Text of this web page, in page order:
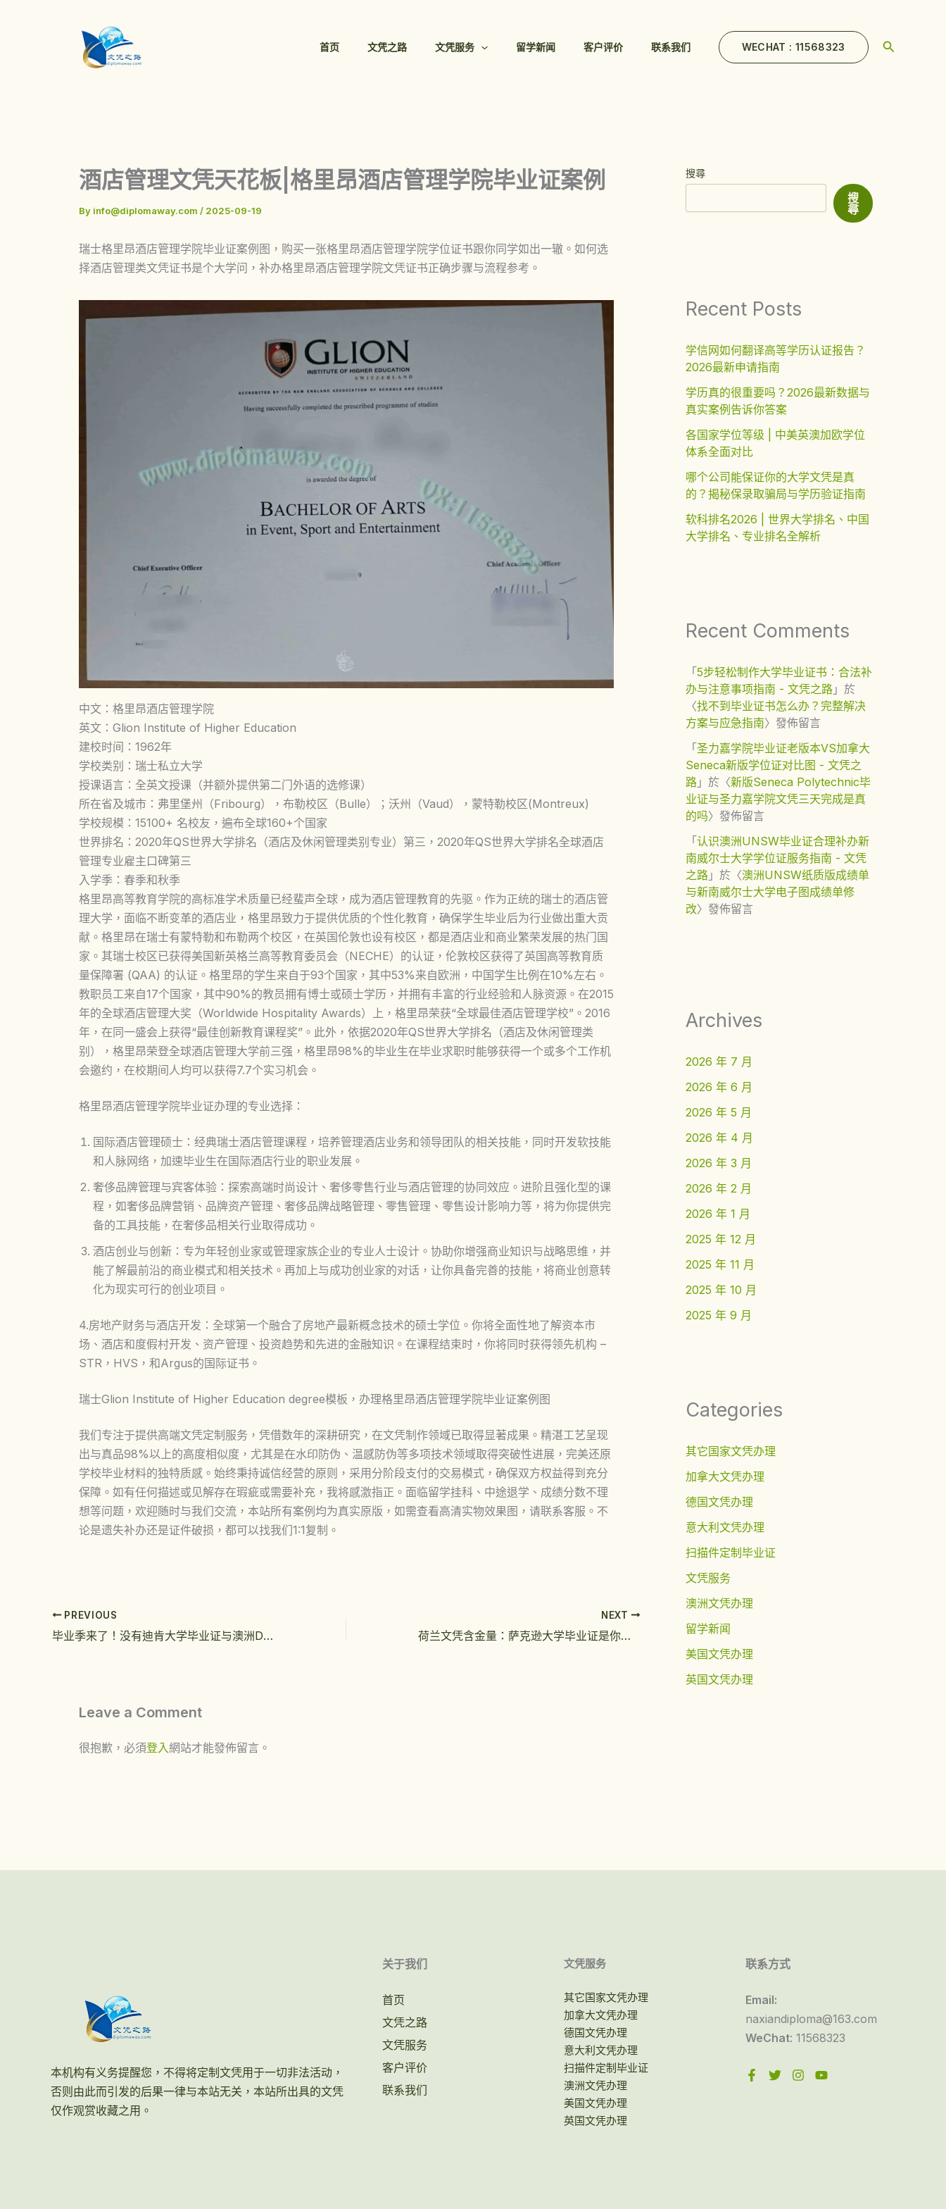
首页 文凭之路 文凭服务 留学新闻 客户评价 联系我们 WECHAT : 11568323 Search
酒店管理文凭天花板|格里昂酒店管理学院毕业证案例
By info@diplomaway.com / 2025-09-19
瑞士格里昂酒店管理学院毕业证案例图，购买一张格里昂酒店管理学院学位证书跟你同学如出一辙。如何选
择酒店管理类文凭证书是个大学问，补办格里昂酒店管理学院文凭证书正确步骤与流程参考。
中文：格里昂酒店管理学院
英文：Glion Institute of Higher Education
建校时间：1962年
学校类别：瑞士私立大学
授课语言：全英文授课（并额外提供第二门外语的选修课）
所在省及城市：弗里堡州（Fribourg），布勒校区（Bulle）；沃州（Vaud），蒙特勒校区(Montreux)
学校规模：15100+ 名校友，遍布全球160+个国家
世界排名：2020年QS世界大学排名（酒店及休闲管理类别专业）第三，2020年QS世界大学排名全球酒店
管理专业雇主口碑第三
入学季：春季和秋季
格里昂高等教育学院的高标准学术质量已经蜚声全球，成为酒店管理教育的先驱。作为正统的瑞士的酒店管
理大学，面临不断变革的酒店业，格里昂致力于提供优质的个性化教育，确保学生毕业后为行业做出重大贡
献。格里昂在瑞士有蒙特勒和布勒两个校区，在英国伦敦也设有校区，都是酒店业和商业繁荣发展的热门国
家。其瑞士校区已获得美国新英格兰高等教育委员会（NECHE）的认证，伦敦校区获得了英国高等教育质
量保障署 (QAA) 的认证。格里昂的学生来自于93个国家，其中53%来自欧洲，中国学生比例在10%左右。
教职员工来自17个国家，其中90%的教员拥有博士或硕士学历，并拥有丰富的行业经验和人脉资源。在2015
年的全球酒店管理大奖（Worldwide Hospitality Awards）上，格里昂荣获“全球最佳酒店管理学校”。2016
年，在同一盛会上获得“最佳创新教育课程奖”。此外，依据2020年QS世界大学排名（酒店及休闲管理类
别），格里昂荣登全球酒店管理大学前三强，格里昂98%的毕业生在毕业求职时能够获得一个或多个工作机
会邀约，在校期间人均可以获得7.7个实习机会。
格里昂酒店管理学院毕业证办理的专业选择：
国际酒店管理硕士：经典瑞士酒店管理课程，培养管理酒店业务和领导团队的相关技能，同时开发软技能
和人脉网络，加速毕业生在国际酒店行业的职业发展。
奢侈品牌管理与宾客体验：探索高端时尚设计、奢侈零售行业与酒店管理的协同效应。进阶且强化型的课
程，如奢侈品牌营销、品牌资产管理、奢侈品牌战略管理、零售管理、零售设计影响力等，将为你提供完
备的工具技能，在奢侈品相关行业取得成功。
酒店创业与创新：专为年轻创业家或管理家族企业的专业人士设计。协助你增强商业知识与战略思维，并
能了解最前沿的商业模式和相关技术。再加上与成功创业家的对话，让你具备完善的技能，将商业创意转
化为现实可行的创业项目。
4.房地产财务与酒店开发：全球第一个融合了房地产最新概念技术的硕士学位。你将全面性地了解资本市
场、酒店和度假村开发、资产管理、投资趋势和先进的金融知识。在课程结束时，你将同时获得领先机构 –
STR，HVS，和Argus的国际证书。
瑞士Glion Institute of Higher Education degree模板，办理格里昂酒店管理学院毕业证案例图
我们专注于提供高端文凭定制服务，凭借数年的深耕研究，在文凭制作领域已取得显著成果。精湛工艺呈现
出与真品98%以上的高度相似度，尤其是在水印防伪、温感防伪等多项技术领域取得突破性进展，完美还原
学校毕业材料的独特质感。始终秉持诚信经营的原则，采用分阶段支付的交易模式，确保双方权益得到充分
保障。如有任何描述或见解存在瑕疵或需要补充，我将感激指正。面临留学挂科、中途退学、成绩分数不理
想等问题，欢迎随时与我们交流，本站所有案例均为真实原版，如需查看高清实物效果图，请联系客服。不
论是遗失补办还是证件破损，都可以找我们1:1复制。
PREVIOUS
毕业季来了！没有迪肯大学毕业证与澳洲DKU成绩单发愁码
NEXT
荷兰文凭含金量：萨克逊大学毕业证是你菜吗
Leave a Comment
很抱歉，必須登入網站才能發佈留言。
搜尋
搜
尋
Recent Posts
学信网如何翻译高等学历认证报告？
2026最新申请指南
学历真的很重要吗？2026最新数据与
真实案例告诉你答案
各国家学位等级 | 中美英澳加欧学位
体系全面对比
哪个公司能保证你的大学文凭是真
的？揭秘保录取骗局与学历验证指南
软科排名2026 | 世界大学排名、中国
大学排名、专业排名全解析
Recent Comments
「5步轻松制作大学毕业证书：合法补
办与注意事项指南 - 文凭之路 」於
〈找不到毕业证书怎么办？完整解决
方案与应急指南〉發佈留言
「圣力嘉学院毕业证老版本VS加拿大
Seneca新版学位证对比图 - 文凭之
路 」於〈新版Seneca Polytechnic毕
业证与圣力嘉学院文凭三天完成是真
的吗〉發佈留言
「认识澳洲UNSW毕业证合理补办新
南威尔士大学学位证服务指南 - 文凭
之路 」於〈澳洲UNSW纸质版成绩单
与新南威尔士大学电子图成绩单修
改〉發佈留言
Archives
2026 年 7 月
2026 年 6 月
2026 年 5 月
2026 年 4 月
2026 年 3 月
2026 年 2 月
2026 年 1 月
2025 年 12 月
2025 年 11 月
2025 年 10 月
2025 年 9 月
Categories
其它国家文凭办理
加拿大文凭办理
德国文凭办理
意大利文凭办理
扫描件定制毕业证
文凭服务
澳洲文凭办理
留学新闻
美国文凭办理
英国文凭办理
本机构有义务提醒您，不得将定制文凭用于一切非法活动，
否则由此而引发的后果一律与本站无关，本站所出具的文凭
仅作观赏收藏之用。
关于我们
首页
文凭之路
文凭服务
客户评价
联系我们
文凭服务
其它国家文凭办理
加拿大文凭办理
德国文凭办理
意大利文凭办理
扫描件定制毕业证
澳洲文凭办理
美国文凭办理
英国文凭办理
联系方式
Email:
naxiandiploma@163.com
WeChat: 11568323